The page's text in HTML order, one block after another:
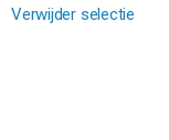
Verwijder selectie